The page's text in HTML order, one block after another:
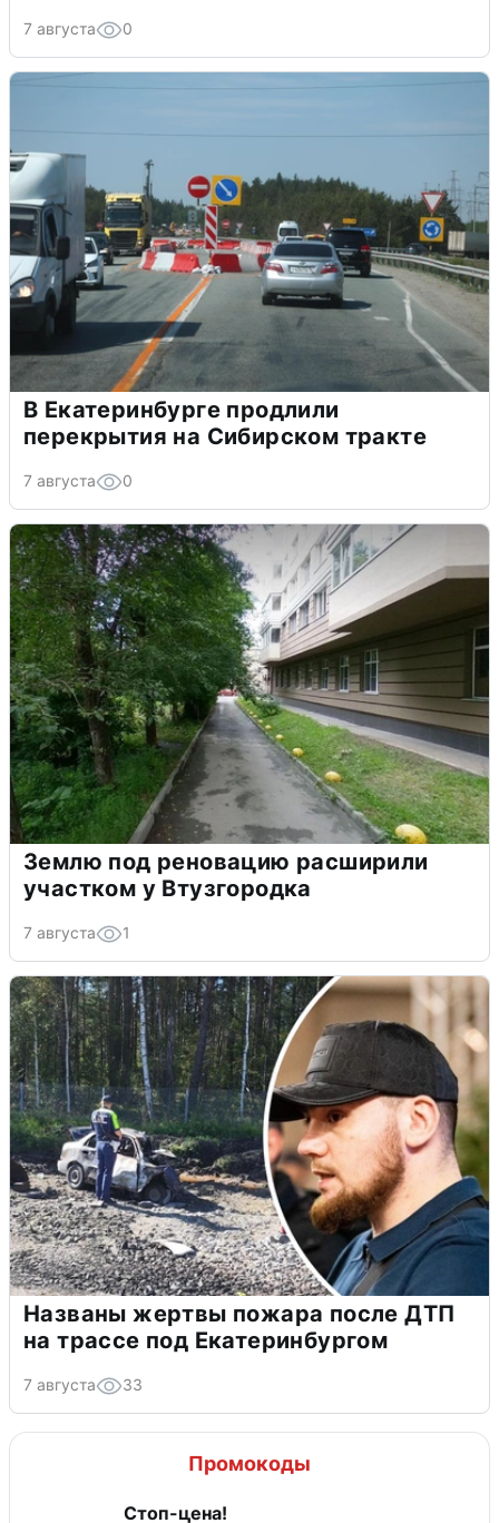
7 августа 0
В Екатеринбурге продлили
перекрытия на Сибирском тракте
7 августа 0
Землю под реновацию расширили
участком у Втузгородка
7 августа 1
Названы жертвы пожара после ДТП
на трассе под Екатеринбургом
7 августа 33
Промокоды
Стоп-цена!